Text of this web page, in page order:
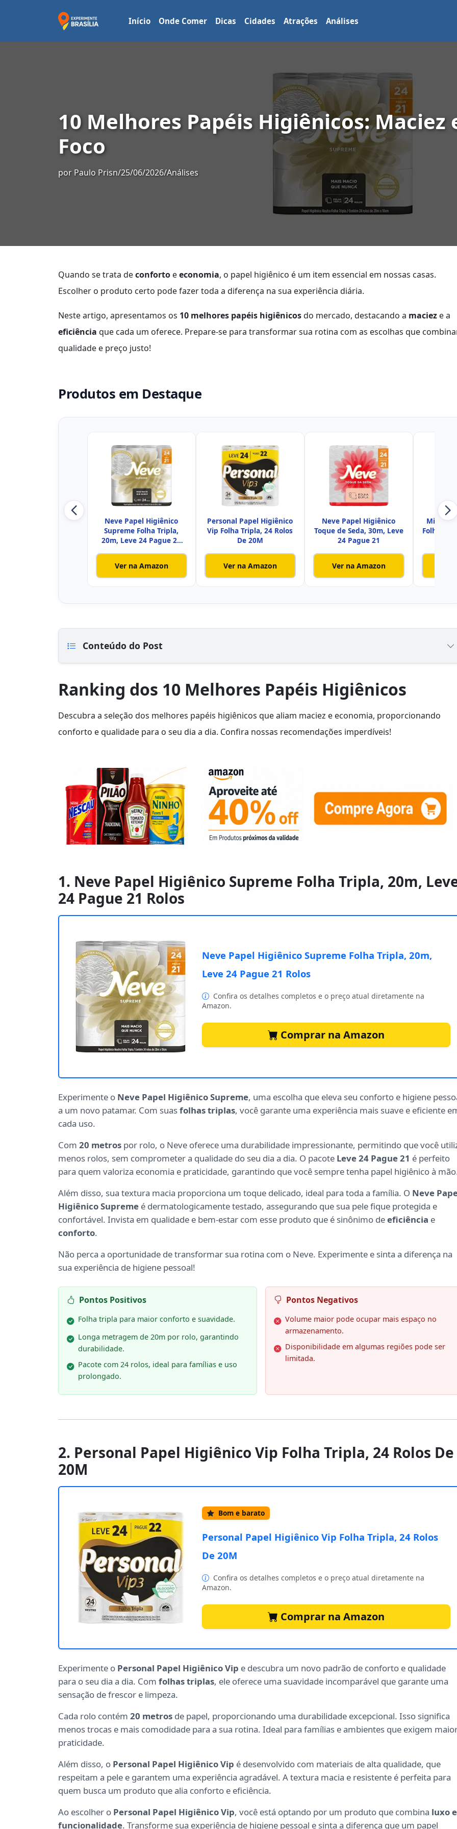
Início Onde Comer Dicas Cidades Atrações Análises
10 Melhores Papéis Higiênicos: Maciez
Foco
por Paulo Prisn/25/06/2026/Análises
Quando se trata deconforto eeconomia, o papel higiênico é um item essencial em nossas casas.
Escolher o produto certo pode fazer toda a diferença na sua experiência diária.
Neste artigo, apresentamos os 10 melhores papéis higiênicosdo mercado, destacando a maciez e a
eficiência que cada um oferece. Prepare-se para transformar sua rotina com as escolhas que
qualidade e preço justo!
Produtos em Destaque
Neve Papel Higiênico
Supreme Folha Tripla,
20m, Leve 24 Pague 21
Ver na Amazon
Personal Papel Higiênico
Vip Folha Tripla, 24 Rolos
De 20M
Ver na Amazon
Neve Papel Higiênico
Toque de Seda, 30m, Leve
24 Pague 21
Ver na Amazon
Mimmo
Folha
Conteúdo do Post
Ranking dos 10 Melhores Papéis Higiênicos
Descubra a seleção dos melhores papéis higiênicos que aliam maciez e economia, proporcionando
conforto e qualidade para o seu dia a dia. Confira nossas recomendações imperdíveis!
1. Neve Papel Higiênico Supreme Folha Tripla, 20m,
24 Pague 21 Rolos
Neve Papel Higiênico Supreme Folha Tripla, 20m,
Leve 24 Pague 21 Rolos
Confira os detalhes completos e o preço atual diretamente na
Amazon.
Comprar na Amazon
Experimente o Neve Papel Higiênico Supreme, uma escolha que eleva seu conforto e higiene
a um novo patamar. Com suasfolhas triplas, você garante uma experiência mais suave e eficiente
cada uso.
Com 20 metros por rolo, o Neve oferece uma durabilidade impressionante, permitindo que você
menos rolos, sem comprometer a qualidade do seu dia a dia. O pacote Leve 24 Pague 21 é perfeito
para quem valoriza economia e praticidade, garantindo que você sempre tenha papel higiênico à
Além disso, sua textura macia proporciona um toque delicado, ideal para toda a família. O Neve
Higiênico Supreme é dermatologicamente testado, assegurando que sua pele fique protegida e
confortável. Invista em qualidade e bem-estar com esse produto que é sinônimo deeficiência e
conforto.
Não perca a oportunidade de transformar sua rotina com o Neve. Experimente e sinta a diferença na
sua experiência de higiene pessoal!
Pontos Positivos
Folha tripla para maior conforto e suavidade.
Longa metragem de 20m por rolo, garantindo
durabilidade.
Pacote com 24 rolos, ideal para famílias e uso
prolongado.
Pontos Negativos
Volume maior pode ocupar mais espaço no
armazenamento.
Disponibilidade em algumas regiões pode ser
limitada.
2. Personal Papel Higiênico Vip Folha Tripla, 24 Rolos De
20M
Bom e barato
Personal Papel Higiênico Vip Folha Tripla, 24 Rolos
De 20M
Confira os detalhes completos e o preço atual diretamente na
Amazon.
Comprar na Amazon
Experimente o Personal Papel Higiênico Vip e descubra um novo padrão de conforto e qualidade
para o seu dia a dia. Com folhas triplas, ele oferece uma suavidade incomparável que garante uma
sensação de frescor e limpeza.
Cada rolo contém 20 metros de papel, proporcionando uma durabilidade excepcional. Isso significa
menos trocas e mais comodidade para a sua rotina. Ideal para famílias e ambientes que exigem
praticidade.
Além disso, o Personal Papel Higiênico Vip é desenvolvido com materiais de alta qualidade, que
respeitam a pele e garantem uma experiência agradável. A textura macia e resistente é perfeita para
quem busca um produto que alia conforto e eficiência.
Ao escolher o Personal Papel Higiênico Vip, você está optando por um produto que combina luxo e
funcionalidade. Transforme sua experiência de higiene pessoal e sinta a diferença que um papel